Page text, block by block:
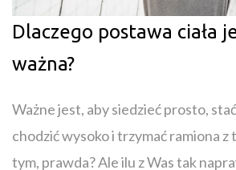
Dlaczego postawa ciała
ważna?
Ważne jest, aby siedzieć prosto,
chodzić wysoko i trzymać ramiona z
tym, prawda? Ale ilu z Was tak